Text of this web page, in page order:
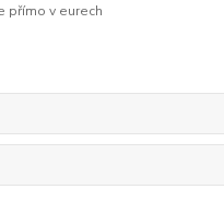
přímo v eurech